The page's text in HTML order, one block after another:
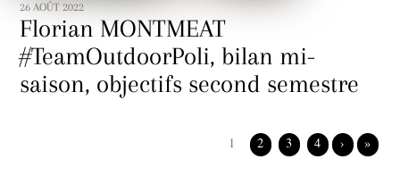
26 AOÛT 2022
Florian MONTMEAT
#TeamOutdoorPoli, bilan mi-
saison, objectifs second semestre
1 2 3 4 › »